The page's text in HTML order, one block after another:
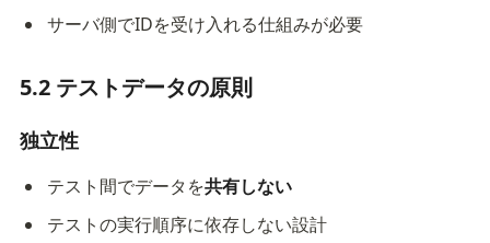
サーバ側でIDを受け入れる仕組みが必要
5.2 テストデータの原則
独立性
テスト間でデータを共有しない
テストの実行順序に依存しない設計